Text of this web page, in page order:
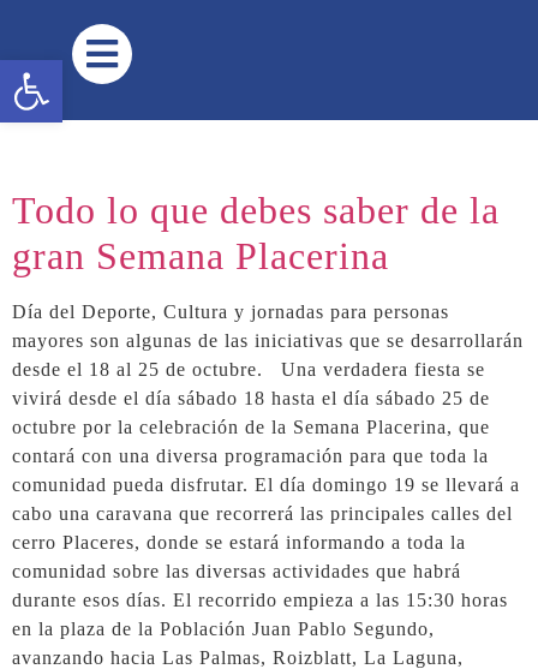
Abrir barra de herramientas
Todo lo que debes saber de la
gran Semana Placerina
Día del Deporte, Cultura y jornadas para personas
mayores son algunas de las iniciativas que se desarrollarán
desde el 18 al 25 de octubre. Una verdadera fiesta se
vivirá desde el día sábado 18 hasta el día sábado 25 de
octubre por la celebración de la Semana Placerina, que
contará con una diversa programación para que toda la
comunidad pueda disfrutar. El día domingo 19 se llevará a
cabo una caravana que recorrerá las principales calles del
cerro Placeres, donde se estará informando a toda la
comunidad sobre las diversas actividades que habrá
durante esos días. El recorrido empieza a las 15:30 horas
en la plaza de la Población Juan Pablo Segundo,
avanzando hacia Las Palmas, Roizblatt, La Laguna,